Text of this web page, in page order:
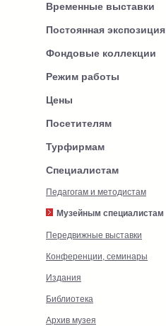
Временные выставки
Постоянная экспозиция
Фондовые коллекции
Режим работы
Цены
Посетителям
Турфирмам
Специалистам
Педагогам и методистам
Музейным специалистам
Передвижные выставки
Конференции, семинары
Издания
Библиотека
Архив музея